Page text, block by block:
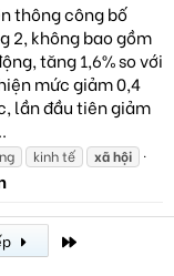
thông công bố
2, không bao gồm
tăng 1,6% so với
mức giảm 0,4
lần đầu tiên giảm
kinh tế xãhội